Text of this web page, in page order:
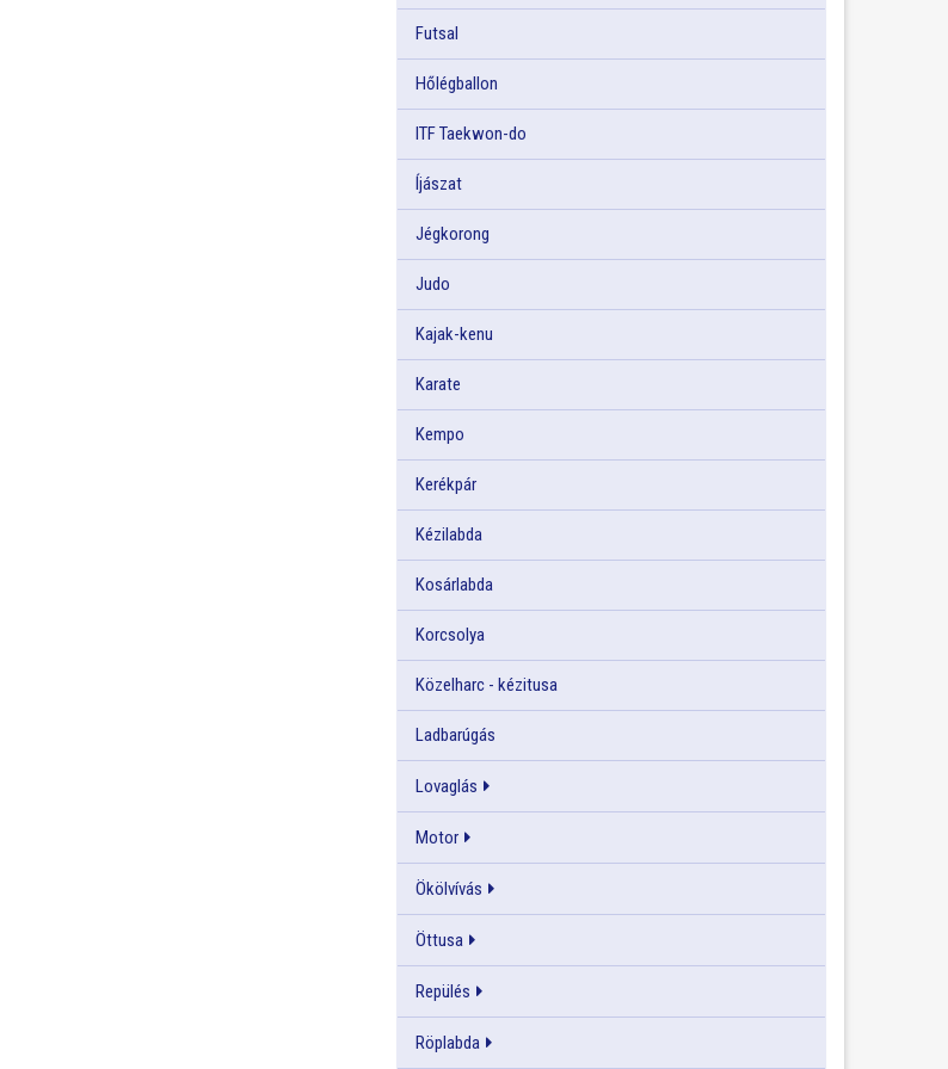
Futsal
Hőlégballon
ITF Taekwon-do
Íjászat
Jégkorong
Judo
Kajak-kenu
Karate
Kempo
Kerékpár
Kézilabda
Kosárlabda
Korcsolya
Közelharc - kézitusa
Ladbarúgás
Lovaglás
Motor
Ökölvívás
Öttusa
Repülés
Röplabda